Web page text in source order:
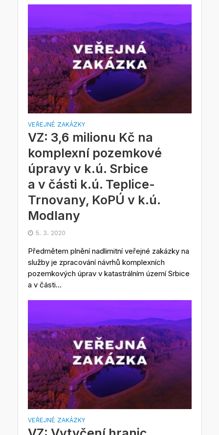
VEŘEJNÉ ZAKÁZKY
VZ: 3,6 milionu Kč na
komplexní pozemkové
úpravy v k.ú. Srbice
a v části k.ú. Teplice-
Trnovany, KoPÚ v k.ú.
Modlany
5. 3. 2020
Předmětem plnění nadlimitní veřejné zakázky na
služby je zpracování návrhů komplexních
pozemkových úprav v katastrálním území Srbice
a v části...
VEŘEJNÉ ZAKÁZKY